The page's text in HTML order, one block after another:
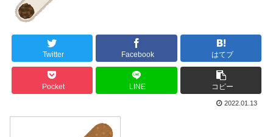
Twitter Facebook はてブ
Pocket LINE コピー
2022.01.13